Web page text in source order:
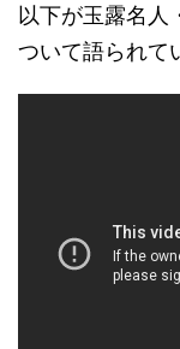
以下が玉露名
ついて語られて